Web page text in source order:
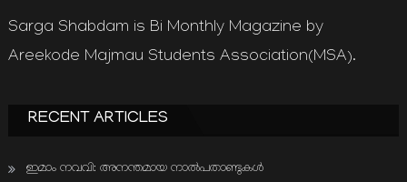
Sarga Shabdam is Bi Monthly Magazine by
Areekode Majmau Students Association(MSA).
RECENT ARTICLES
ഇമാം നവവി: അനന്തമായ നാൽപതാണ്ടുകൾ